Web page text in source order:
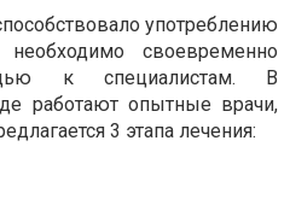
употреблению
необходимо своевременно
к специалистам. В
работают опытные врачи,
3 этапа лечения: